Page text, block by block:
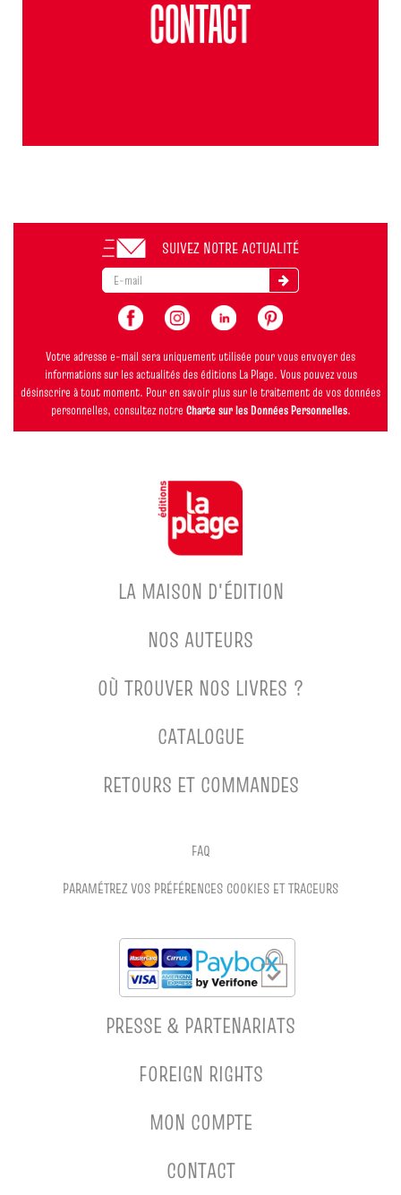
SUIVEZ NOTRE ACTUALITÉ
Votre adresse e-mail sera uniquement utilisée pour vous envoyer des
informations sur les actualités des éditions La Plage. Vous pouvez vous
désinscrire à tout moment. Pour en savoir plus sur le traitement de vos données
personnelles, consultez notre Charte sur les Données Personnelles.
LA MAISON D'ÉDITION
NOS AUTEURS
OÙ TROUVER NOS LIVRES ?
CATALOGUE
RETOURS ET COMMANDES
FAQ
PARAMÉTREZ VOS PRÉFÉRENCES COOKIES ET TRACEURS
PRESSE & PARTENARIATS
FOREIGN RIGHTS
MON COMPTE
CONTACT